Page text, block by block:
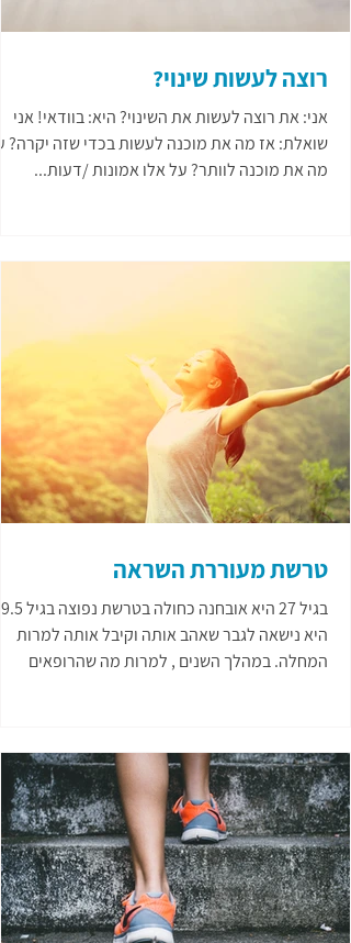
רוצה לעשות שינוי?
אני: את רוצה לעשות את השינוי? היא: בוודאי! אני
שואלת: אז מה את מוכנה לעשות בכדי שזה יקרה?
מה את מוכנה לוותר? על אלו אמונות /דעות...
טרשת מעוררת השראה
בגיל 27 היא אובחנה כחולה
היא נישאה לגבר שאהב אותה וקיבל אותה למרות
המחלה. במהלך השנים , למרות מה שהרופאים